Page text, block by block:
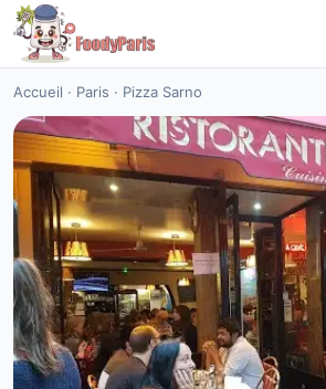
Accueil · Paris · Pizza Sarno